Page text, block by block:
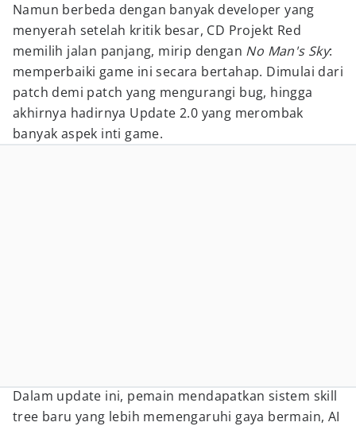
Namun berbeda dengan banyak developer yang
menyerah setelah kritik besar, CD Projekt Red
memilih jalan panjang, mirip dengan No Man's Sky:
memperbaiki game ini secara bertahap. Dimulai dari
patch demi patch yang mengurangi bug, hingga
akhirnya hadirnya Update 2.0 yang merombak
banyak aspek inti game.
Dalam update ini, pemain mendapatkan sistem skill
tree baru yang lebih memengaruhi gaya bermain, AI